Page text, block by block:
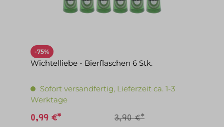
-75%
Wichtelliebe - Bierflaschen 6 Stk.
Sofort versandfertig, Lieferzeit ca. 1-3
Werktage
0,99 €* 3,90 €*